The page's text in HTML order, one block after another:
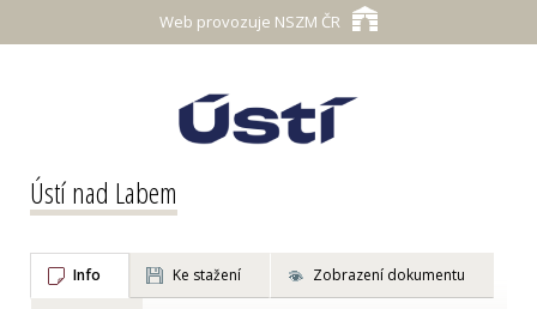
Web provozuje NSZM ČR
Ústí nad Labem
Info Ke stažení Zobrazení dokumentu